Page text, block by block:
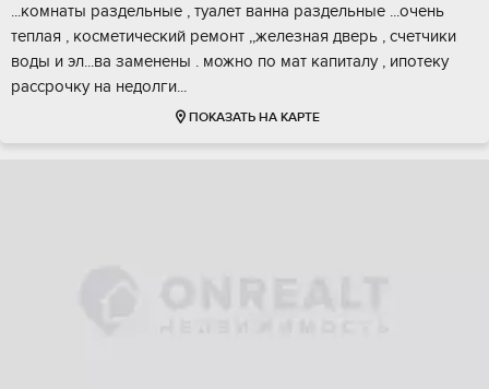
...комнаты раздельные , туалет ванна раздельные ...очень
теплая , косметический ремонт ,,железная дверь , счетчики
воды и эл...ва заменены . можно по мат капиталу , ипотеку
рассрочку на недолги...
ПОКАЗАТЬ НА КАРТЕ